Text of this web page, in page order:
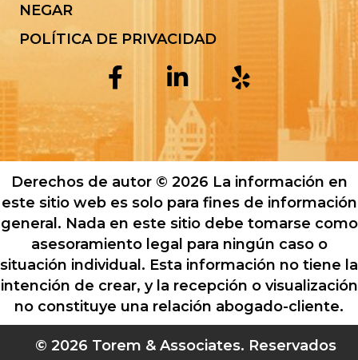
NEGAR
POLÍTICA DE PRIVACIDAD
Derechos de autor © 2026 La información en
este sitio web es solo para fines de información
general. Nada en este sitio debe tomarse como
asesoramiento legal para ningún caso o
situación individual. Esta información no tiene la
intención de crear, y la recepción o visualización
no constituye una relación abogado-cliente.
© 2026 Torem & Associates. Reservados